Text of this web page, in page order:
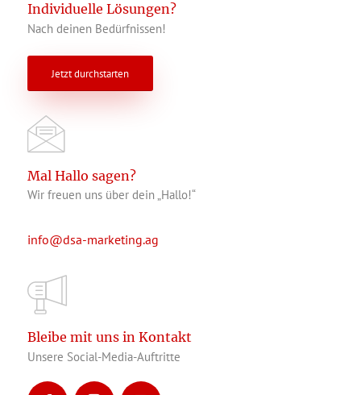
Individuelle Lösungen?
Nach deinen Bedürfnissen!
Jetzt durchstarten
Mal Hallo sagen?
Wir freuen uns über dein „Hallo!“
info@dsa-marketing.ag
Bleibe mit uns in Kontakt
Unsere Social-Media-Auftritte